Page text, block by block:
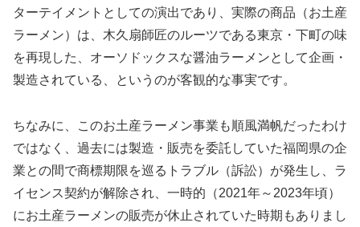
ターテイメントとしての演出であり、実際の商品（お土産
ラーメン）は、木久扇師匠のルーツである東京・下町の味
を再現した、オーソドックスな醤油ラーメンとして企画・
製造されている、というのが客観的な事実です。
ちなみに、このお土産ラーメン事業も順風満帆だったわけ
ではなく、過去には製造・販売を委託していた福岡県の企
業との間で商標期限を巡るトラブル（訴訟）が発生し、ラ
イセンス契約が解除され、一時的（2021年～2023年頃）
にお土産ラーメンの販売が休止されていた時期もありまし